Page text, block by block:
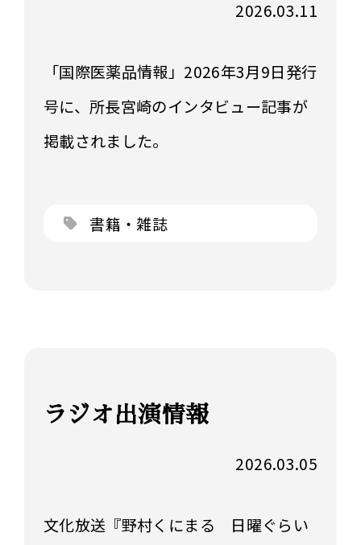
2026.03.11
「国際医薬品情報」2026年3月9日発行
号に、所長宮崎のインタビュー記事が
掲載されました。
書籍・雑誌
ラジオ出演情報
2026.03.05
文化放送『野村くにまる 日曜ぐらい